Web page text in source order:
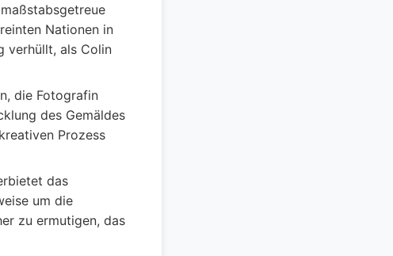
Nationen in
verhüllt, als Colin
die Fotografin
des Gemäldes
Prozess
das
um die
zu ermutigen, das